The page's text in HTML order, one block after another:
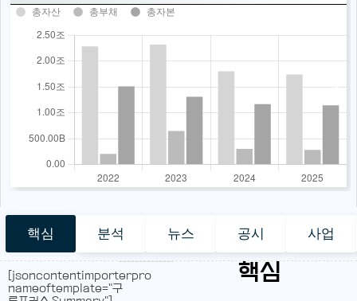
총자산 총부채 총자본
핵심 분석 뉴스 공시 사업
핵심
[jsoncontentimporterpro
nameoftemplate="구